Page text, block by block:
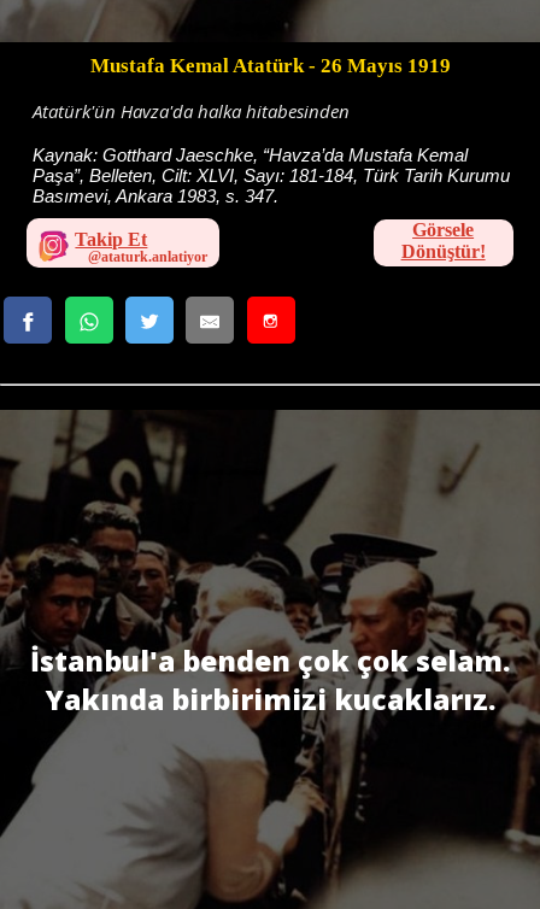
Mustafa Kemal Atatürk- 26 Mayıs 1919
Atatürk'ün Havza'da halka hitabesinden
Kaynak:Gotthard Jaeschke, “Havza’da Mustafa Kemal
Paşa”, Belleten, Cilt: XLVI, Sayı: 181-184, Türk Tarih Kurumu
Basımevi, Ankara 1983, s. 347.
Takip Et
Görsele
Dönüştür!
İstanbul'a benden çok çok selam.
Yakında birbirimizi kucaklarız.